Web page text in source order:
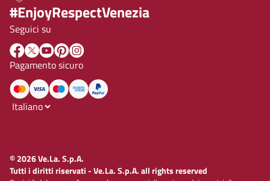
#EnjoyRespectVenezia
Seguici su
Pagamento sicuro
© 2026 Ve.La. S.p.A.
Tutti i diritti riservati - Ve.La. S.p.A. all rights reserved